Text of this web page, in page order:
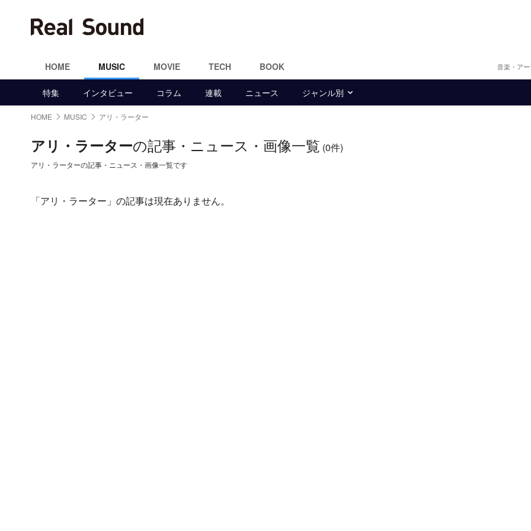
HOME MUSIC MOVIE TECH BOOK 音楽・ア
特集 インタビュー コラム 連載 ニュース ジャンル別
HOME MUSIC アリ・ラーター
アリ・ラーターの記事・ニュース・画像一覧 (0件)
アリ・ラーターの記事・ニュース・画像一覧です
「アリ・ラーター」の記事は現在ありません。